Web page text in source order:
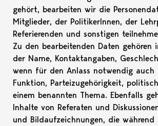
gehört, bearbeiten wir die
Mitglieder, der PolitikerInnen, der
Referierenden und sonstigen
Zu den bearbeitenden Daten gehören
der Name, Kontaktangaben,
wenn für den Anlass notwendig auch
Funktion, Parteizugehörigkeit,
einem benannten Thema. Ebenfalls
Inhalte von Referaten und
und Bildaufzeichnungen, die während